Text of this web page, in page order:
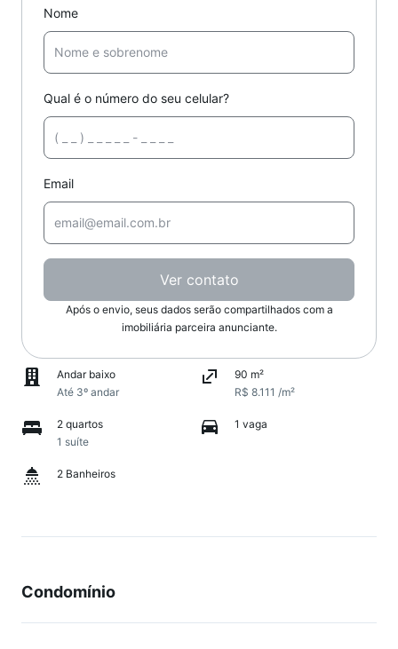
Nome
Qual é o número do seu celular?
Email
Ver contato
Após o envio, seus dados serão compartilhados com a
imobiliária parceira anunciante.
Andar baixo
Até 3º andar
90 m²
R$ 8.111 /m²
2 quartos
1 suíte
1 vaga
2 Banheiros
Condomínio